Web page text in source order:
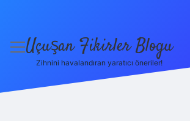
menüyü
Uçuşan Fikirler Blogu
Zihnini havalandıran yaratıcı öneriler!